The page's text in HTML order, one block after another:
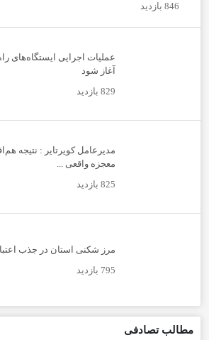
846 بازدید
عملیات اجرایی ایستگاه‌های
آغاز شود
829 بازدید
مدیرعامل کویرتایر : نتیجه
معجزه واقعی ...
825 بازدید
مرز شکنی استان در جذب
795 بازدید
مطالب تصادفی